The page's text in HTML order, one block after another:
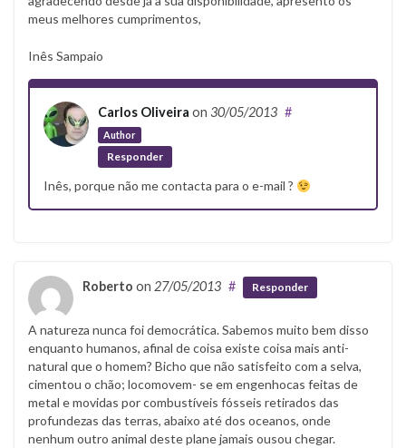
meus melhores cumprimentos,
Inês Sampaio
Carlos Oliveira on 30/05/2013
Author
#
Responder
Inês, porque não me contacta para o e-mail ?
Roberto on 27/05/2013 # Responder
A natureza nunca foi democrática. Sabemos muito bem disso
enquanto humanos, afinal de coisa existe coisa mais anti-
natural que o homem? Bicho que não satisfeito com a selva,
cimentou o chão; locomovem- se em engenhocas feitas de
metal e movidas por combustíveis fósseis retirados das
profundezas das terras, abaixo até dos oceanos, onde
nenhum outro animal deste plane jamais ousou chegar.